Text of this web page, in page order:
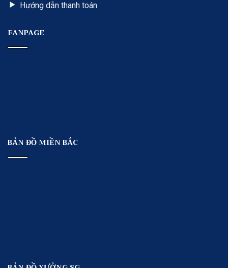
Hướng dẫn thanh toán
FANPAGE
BẢN ĐỒ MIỀN BẮC